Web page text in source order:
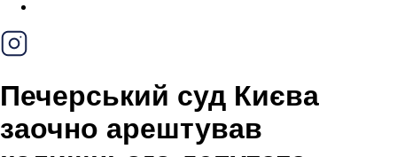
Печерський суд Києва
заочно арештував